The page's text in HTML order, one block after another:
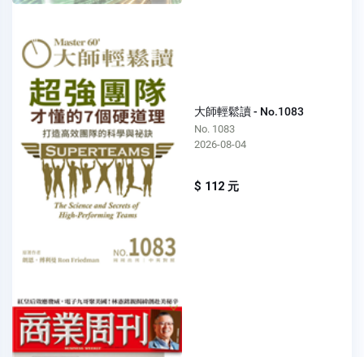
大師輕鬆讀 - No.1083
No. 1083
2026-08-04
$ 112 元